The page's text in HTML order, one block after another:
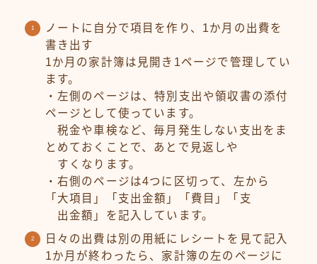
ノートに自分で項目を作り、1か月の出費を
書き出す
1か月の家計簿は見開き1ページで管理してい
ます。
・左側のページは、特別支出や領収書の添付
ページとして使っています。
税金や車検など、毎月発生しない支出をま
とめておくことで、あとで見返しや
すくなります。
・右側のページは4つに区切って、左から
「大項目」「支出金額」「費目」「支
出金額」を記入しています。
日々の出費は別の用紙にレシートを見て記入
1か月が終わったら、家計簿の左のページに